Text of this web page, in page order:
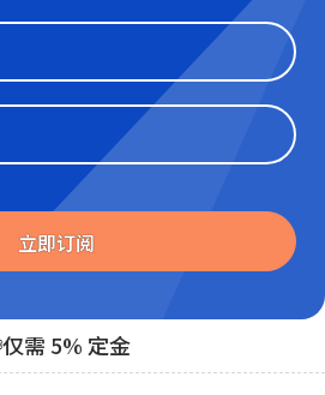
立即订阅
仅需 5% 定金